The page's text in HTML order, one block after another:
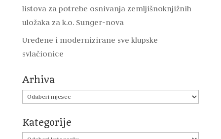
listova za potrebe osnivanja zemljišnoknjižnih
uložaka za k.o. Sunger-nova
Uređene i modernizirane sve klupske
svlačionice
Arhiva
Arhiva
Kategorije